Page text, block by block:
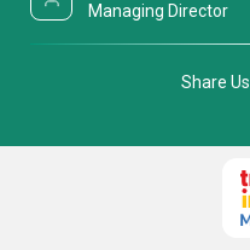
Managing Director
Share Us